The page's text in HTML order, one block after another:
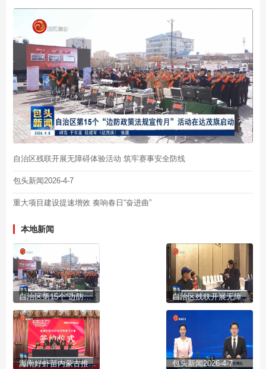
自治区残联开展无障碍体验活动 筑牢赛事安全防线
包头新闻2026-4-7
重大项目建设提速增效 奏响春日“奋进曲”
本地新闻
自治区第15个“边防政策法规宣传月”活动在达茂旗启动 自治区残联开展无障碍体验活动 筑牢赛事安全防线
海南好虾苗内蒙古推介交流活动在我市举行 包头新闻2026-4-7